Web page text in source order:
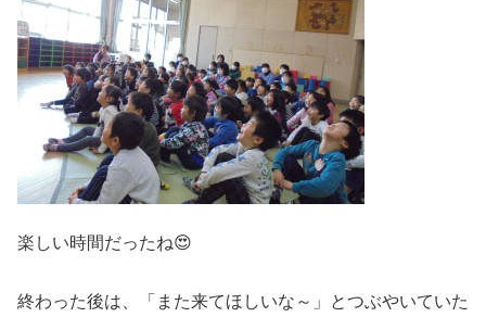
楽しい時間だったね😍
終わった後は、「また来てほしいな～」とつぶやいていた